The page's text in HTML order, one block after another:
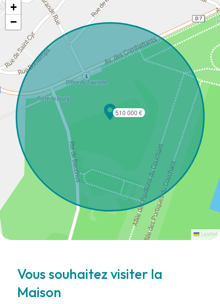
510 000 €
+
−
Leaflet
Vous souhaitez visiter la
Maison